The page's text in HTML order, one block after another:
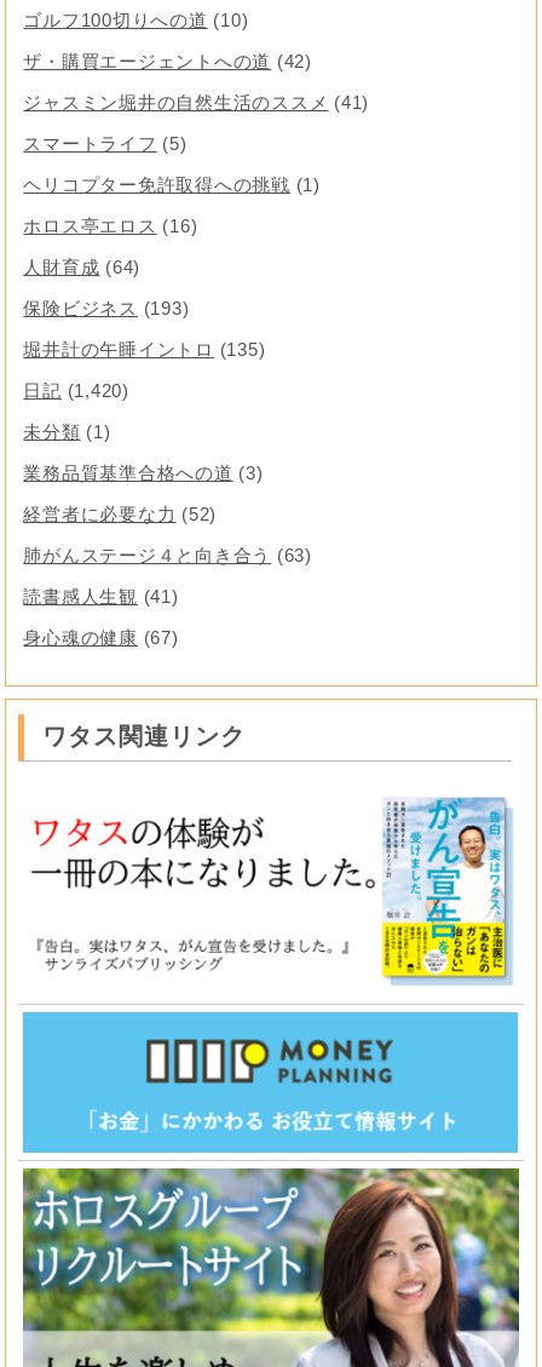
ゴルフ100切りへの道 (10)
ザ・購買エージェントへの道 (42)
ジャスミン堀井の自然生活のススメ (41)
スマートライフ (5)
ヘリコプター免許取得への挑戦 (1)
ホロス亭エロス (16)
人財育成 (64)
保険ビジネス (193)
堀井計の午睡イントロ (135)
日記 (1,420)
未分類 (1)
業務品質基準合格への道 (3)
経営者に必要な力 (52)
肺がんステージ４と向き合う
(63)
読書感人生観 (41)
身心魂の健康 (67)
ワタス関連リンク